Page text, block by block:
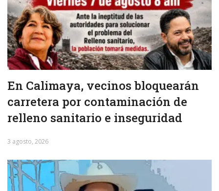
En Calimaya, vecinos bloquearán
carretera por contaminación de
relleno sanitario e inseguridad
3 agosto, 2026